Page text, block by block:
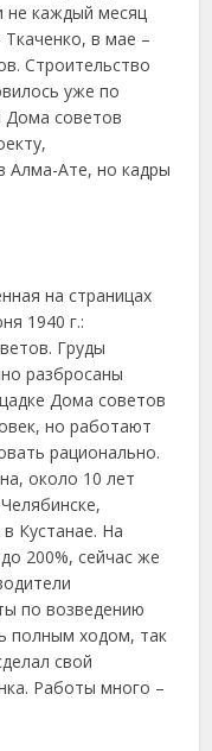
не каждый месяц
в мае –
Строительство
уже по
Дома советов
Алма-Ате, но кадры
на страницах
1940 г.:
Груды
разбросаны
Дома советов
но работают
рационально.
около 10 лет
Кустанае. На
200%, сейчас же
по возведению
полным ходом, так
свой
Работы много –